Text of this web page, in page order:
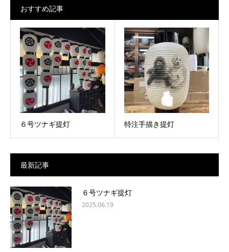
おすすめ記事
６号ツナギ提灯 特注手描き提灯
最新記事
６号ツナギ提灯
2025.06.19